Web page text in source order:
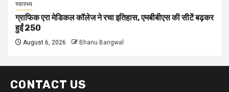
स्वास्थ्य
ग्राफिक एरा मेडिकल कॉलेज ने रचा इतिहास, एमबीबीएस की सीटें बढ़कर
हुईं 250
August 6, 2026 Bhanu Bangwal
CONTACT US